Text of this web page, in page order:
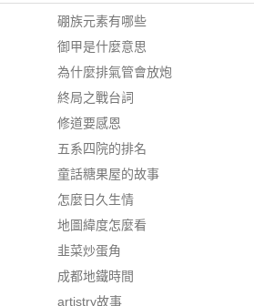
硼族元素有哪些
御甲是什麼意思
為什麼排氣管會放炮
終局之戰台詞
修道要感恩
五系四院的排名
童話糖果屋的故事
怎麼日久生情
地圖緯度怎麼看
韭菜炒蛋角
成都地鐵時間
artistry故事